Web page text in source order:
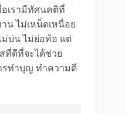
เรามีทัศนคติที่
น ไม่เหน็ดเหนื่อย
บ่น ไม่ย่อท้อ แต่
ที่ดีที่จะได้ช่วย
รทำบุญ ทำความดี